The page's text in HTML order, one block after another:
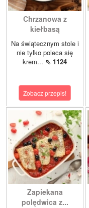
Chrzanowa z
kiełbasą
Na świątecznym stole i
nie tylko poleca się
krem... ⇖ 1124
Zobacz przepis!
Zapiekana
polędwica z...